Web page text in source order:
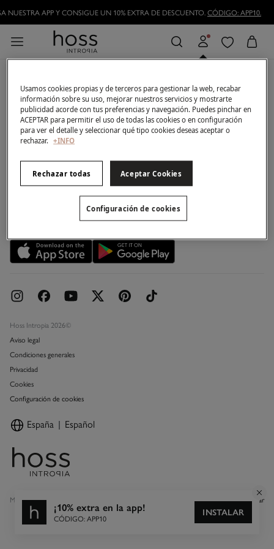
NUESTRA APP Y CONSIGUE UN 10% EXTRA DE DESCUENTO.CÓDIGO: APP10.
mejor experiencia de
compra.
Mi cuenta
Login
Registrarme
Mis pedidos
Ayuda
Atención al cliente
Preguntas frecuentes
Devoluciones
Condiciones de la tarjeta regalo
Promociones vigentes
Concursos y sorteos
Club Hosslovers
Descúbrelo
Hazte Hosslover →
Tiendas
Descubre la app
Métodos de pago
Hoss Intropia 2026©
Aviso legal
Condiciones generales
Privacidad
Cookies
Configuración de cookies
España Español
Marcas Tendam Mostrar
¡10% extra en la app!
CÓDIGO: APP10
INSTALAR
Usamos cookies propias y de terceros para gestionar la web, recabar
información sobre su uso, mejorar nuestros servicios y mostrarte
publicidad acorde con tus preferencias y navegación. Puedes pinchar en
ACEPTAR para permitir el uso de todas las cookies o en configuración
para ver el detalle y seleccionar qué tipo cookies deseas aceptar o
rechazar.
+INFO
Rechazar todas Aceptar Cookies
Configuración de cookies